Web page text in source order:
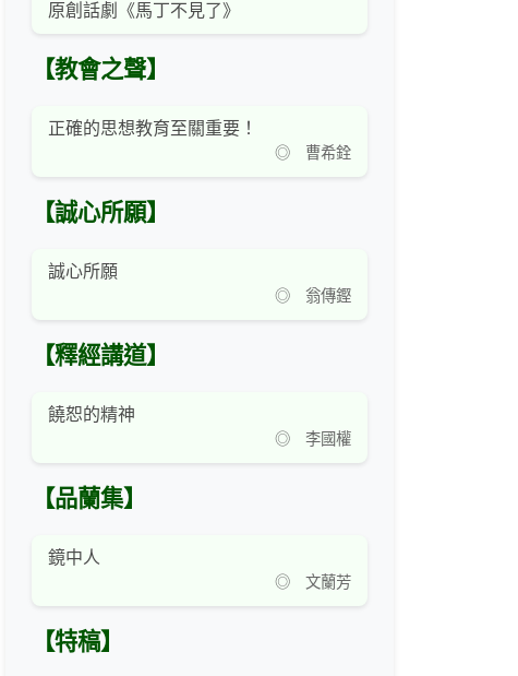
原創話劇《馬丁不見了》
【教會之聲】
正確的思想教育至關重要！
◎ 曹希銓
【誠心所願】
誠心所願
◎ 翁傳鏗
【釋經講道】
饒恕的精神
◎ 李國權
【品蘭集】
鏡中人
◎ 文蘭芳
【特稿】